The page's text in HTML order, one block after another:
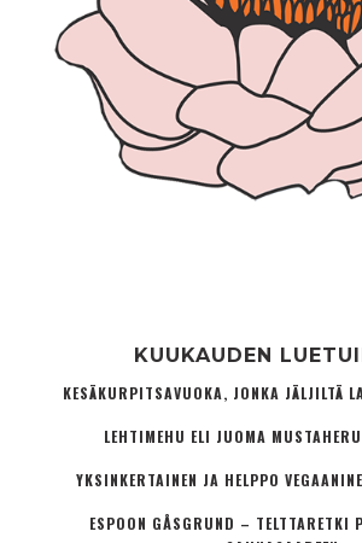
KUUKAUDEN
KESÄKURPITSAVUOKA, JONKA JÄLJILTÄ
LEHTIMEHU ELI JUOMA
YKSINKERTAINEN JA HELPPO
ESPOON GÅSGRUND – TELTTARETKI